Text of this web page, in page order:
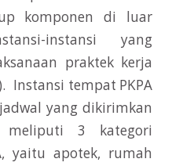
komponen di luar
instansi yang
praktek kerja
Instansi tempat PKPA
yang dikirimkan
meliputi 3 kategori
yaitu apotek, rumah